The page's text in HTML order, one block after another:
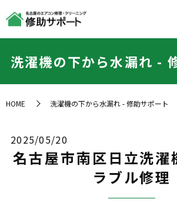
洗濯機の下から水漏れ -
HOME 洗濯機の下から水漏れ - 修助サポート
2025/05/20
名古屋市南区日立洗濯
ラブル修理